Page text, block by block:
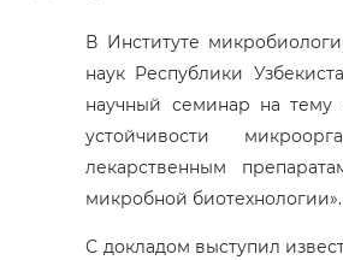
В Институте
наук Республики
научный семинар на тему
устойчивости
лекарственным
микробной биотехнологии».
С докладом выступил